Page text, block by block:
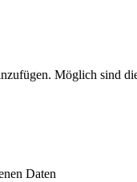
Möglich sind
Daten